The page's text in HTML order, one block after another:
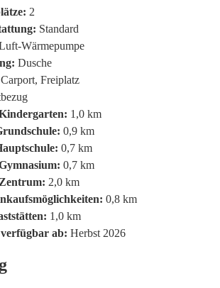
2
Standard
Wärmepumpe
Dusche
Carport, Freiplatz
1,0 km
0,9 km
0,7 km
0,7 km
2,0 km
0,8 km
1,0 km
ab: Herbst 2026